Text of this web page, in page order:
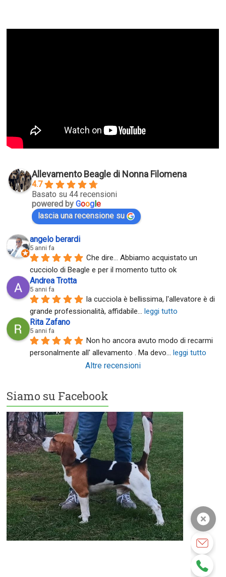
Allevamento Beagle di Nonna Filomena
4.7
Basato su 44 recensioni
powered byGoogle
lascia una recensione su
angelo berardi
5 anni fa
Che dire... Abbiamo acquistato un
cucciolo di Beagle e per il momento tutto ok
Andrea Trotta
5 anni fa
la cucciola è bellissima, l'allevatore è di
grande professionalità, affidabile... leggi tutto
Rita Zafano
5 anni fa
Non ho ancora avuto modo di recarmi
personalmente all' allevamento . Ma devo... leggi tutto
Altre recensioni
Siamo su Facebook